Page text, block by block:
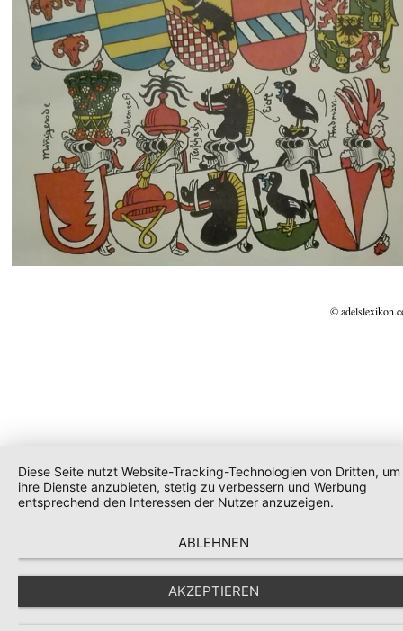
©
Diese Seite nutzt Website-Tracking-Technologien von Dritten, um
ihre Dienste anzubieten, stetig zu verbessern und Werbung
entsprechend den Interessen der Nutzer anzuzeigen.
ABLEHNEN
AKZEPTIEREN